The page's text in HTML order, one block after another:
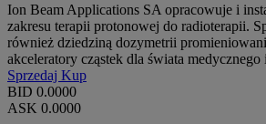
Ion Beam Applications SA opracowuje i
zakresu terapii protonowej do radioterapii.
również dziedziną dozymetrii
akceleratory cząstek dla świata medycznego
Sprzedaj Kup
BID 0.0000
ASK 0.0000